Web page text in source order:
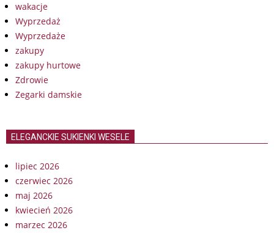
wakacje
Wyprzedaż
Wyprzedaże
zakupy
zakupy hurtowe
Zdrowie
Zegarki damskie
ELEGANCKIE SUKIENKI WESELE
lipiec 2026
czerwiec 2026
maj 2026
kwiecień 2026
marzec 2026